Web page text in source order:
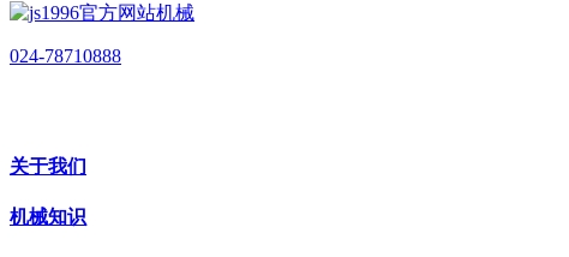
024-78710888
关于我们
机械知识